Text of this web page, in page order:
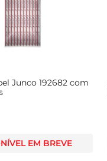
Junco 192682 com
EM BREVE